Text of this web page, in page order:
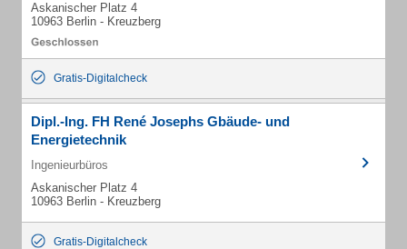
Askanischer Platz 4
10963 Berlin - Kreuzberg
Gratis-Digitalcheck
Dipl.-Ing. FH René Josephs Gbäude- und
Energietechnik
Ingenieurbüros
Askanischer Platz 4
10963 Berlin - Kreuzberg
Gratis-Digitalcheck